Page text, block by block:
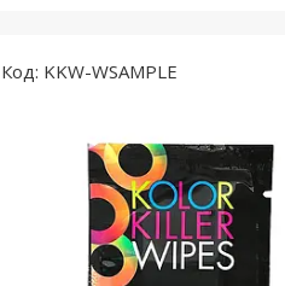
KKW-WSAMPLE